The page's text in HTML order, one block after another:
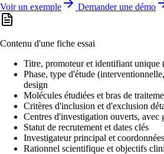
Voir un exemple Demander une démo
Contenu d'une fiche essai
Titre, promoteur et identifiant
Phase, type d'étude
design
Molécules étudiées et bras de
Critères d'inclusion et d'exclusion
Centres d'investigation ouverts, avec
Statut de recrutement et dates clés
Investigateur principal et
Rationnel scientifique et objectifs